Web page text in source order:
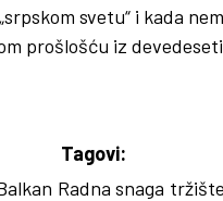
svetu“ i kada
prošlošću iz
Tagovi:
Radna snaga